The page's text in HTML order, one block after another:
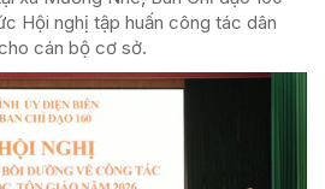
Hội nghị tập huấn công tác dân
cán bộ cơ sở.